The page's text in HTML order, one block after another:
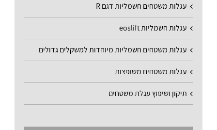
עגלות משטחים חשמליות דגם R
עגלות חשמליות eoslift
עגלות משטחים חשמליות מיוחדות למשקלים גדולים
עגלות משטחים משופצות
תיקון ושיפוץ עגלת משטחים